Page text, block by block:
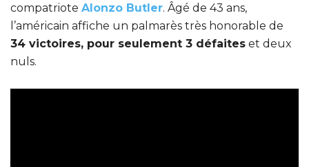
compatriote Alonzo Butler. Âgé de 43 ans,
l’américain affiche un palmarès très honorable de
34 victoires, pour seulement 3 défaites et deux
nuls.